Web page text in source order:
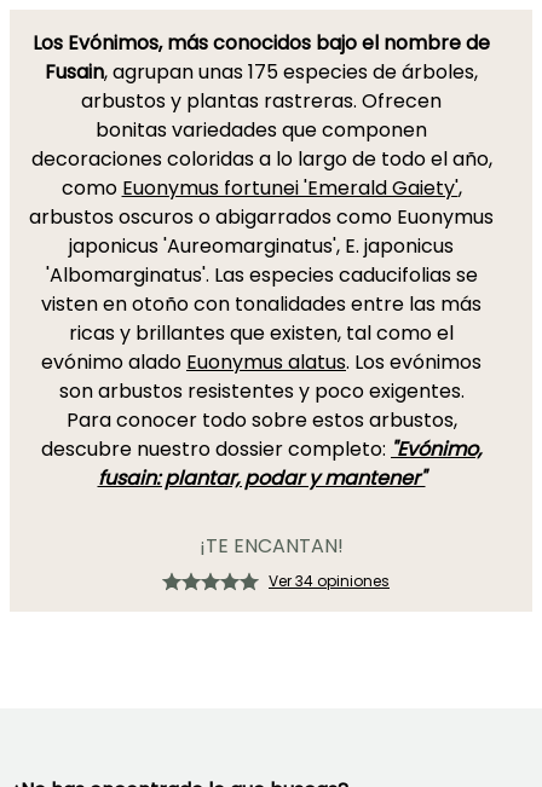
Los Evónimos, más conocidos bajo el nombre de
Fusain, agrupan unas 175 especies de árboles,
arbustos y plantas rastreras. Ofrecen
bonitas variedades que componen
decoraciones coloridas a lo largo de todo el año,
como Euonymus fortunei 'Emerald Gaiety',
arbustos oscuros o abigarrados como Euonymus
japonicus 'Aureomarginatus', E. japonicus
'Albomarginatus'. Las especies caducifolias se
visten en otoño con tonalidades entre las más
ricas y brillantes que existen, tal como el
evónimo alado Euonymus alatus. Los evónimos
son arbustos resistentes y poco exigentes.
Para conocer todo sobre estos arbustos,
descubre nuestro dossier completo: "Evónimo,
fusain: plantar, podar y mantener"
¡TE ENCANTAN!
Ver 34 opiniones